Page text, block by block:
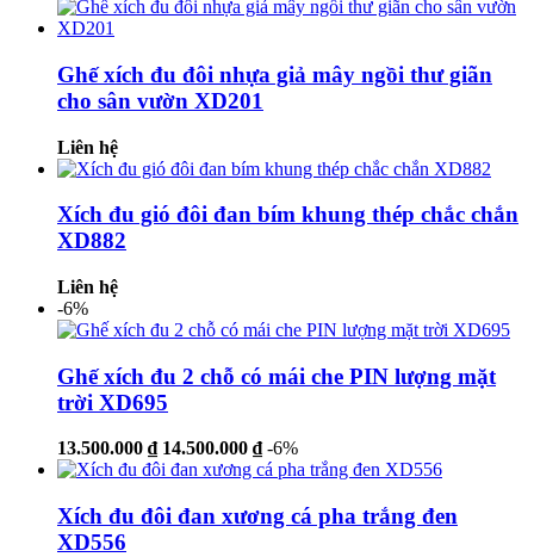
Ghế xích đu đôi nhựa giả mây ngồi thư giãn
cho sân vườn XD201
Liên hệ
Xích đu gió đôi đan bím khung thép chắc chắn
XD882
Liên hệ
-6%
Ghế xích đu 2 chỗ có mái che PIN lượng mặt
trời XD695
13.500.000 ₫ 14.500.000 ₫ -6%
Xích đu đôi đan xương cá pha trắng đen
XD556